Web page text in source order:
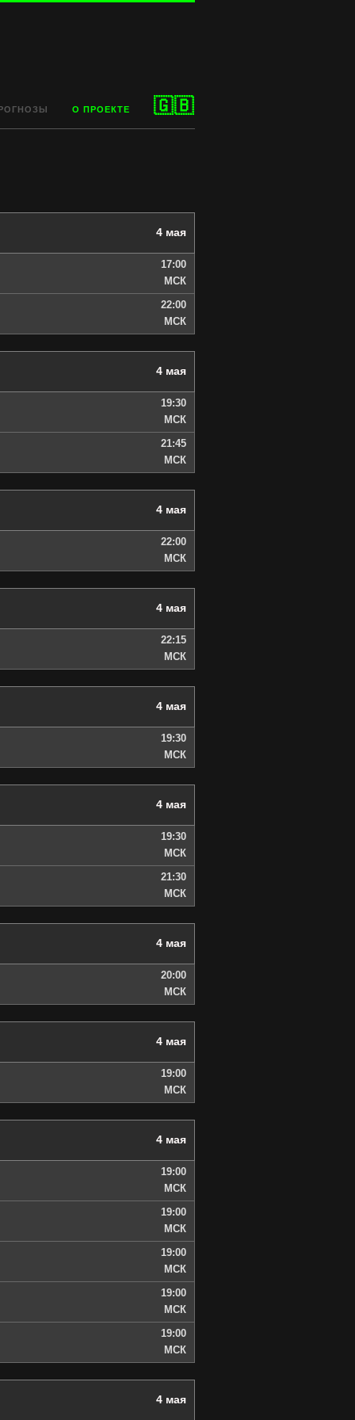
О ПРОЕКТЕ 🇬🇧
4 мая
17:00
МСК
22:00
МСК
4 мая
19:30
МСК
21:45
МСК
4 мая
22:00
МСК
4 мая
22:15
МСК
4 мая
19:30
МСК
4 мая
19:30
МСК
21:30
МСК
4 мая
20:00
МСК
4 мая
19:00
МСК
4 мая
19:00
МСК
19:00
МСК
19:00
МСК
19:00
МСК
19:00
МСК
4 мая